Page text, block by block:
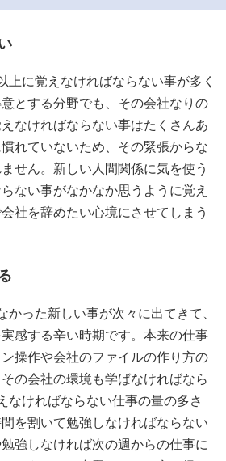
上に覚えなければならない事が多く
とする分野でも、その会社なりの
なければならない事はたくさんあ
れていないため、その緊張からな
せん。新しい人間関係に気を使う
ない事がなかなか思うように覚え
社を辞めたい心境にさせてしまう
かった新しい事が次々に出てきて、
感する辛い時期です。本来の仕事
操作や会社のファイルの作り方の
の会社の環境も学ばなければなら
なければならない仕事の量の多さ
を割いて勉強しなければならない
強しなければ次の週からの仕事に